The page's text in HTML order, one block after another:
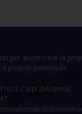
per accrescere la
il proprio potenziale
Carpi (Modena)